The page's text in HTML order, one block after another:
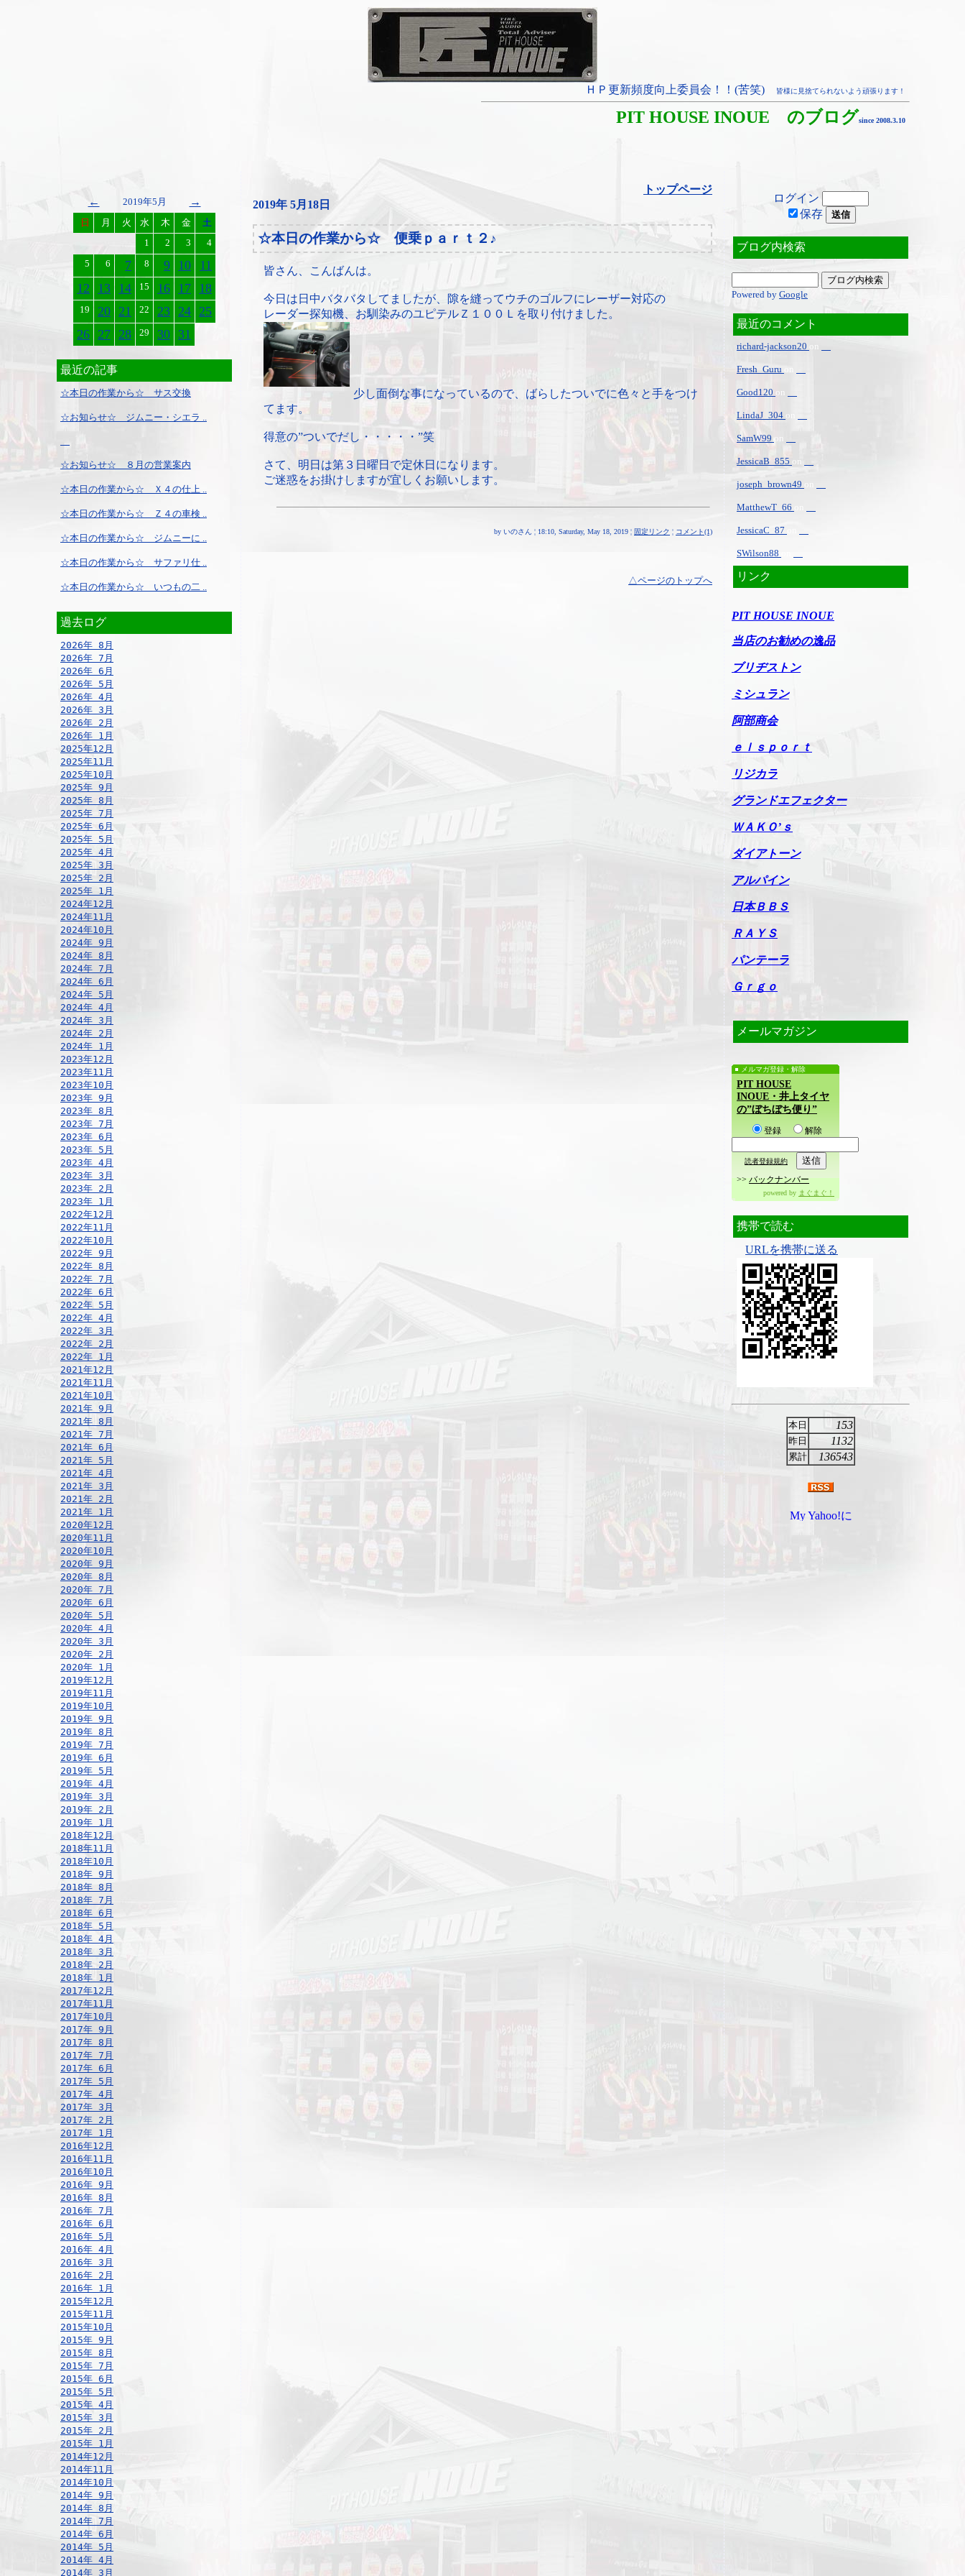
ＨＰ更新頻度向上委員会！！(苦笑) 皆様に見捨てられないよう頑張ります！
PIT HOUSE INOUE のブログsince 2008.3.10
← 2019年5月 →
日 月 火 水 木 金
土
1
2 3
4
5
6 7 8 9 10
11
12
13 14 15 16 17 18
19 20 21 22 23 24 25
26 27 28 29 30 31
最近の記事
☆本日の作業から☆ サス交換
☆お知らせ☆ ジムニー・シエラ ..
☆お知らせ☆ ８月の営業案内
☆本日の作業から☆ Ｘ４の仕上 ..
☆本日の作業から☆ Ｚ４の車検 ..
☆本日の作業から☆ ジムニーに ..
☆本日の作業から☆ サファリ仕 ..
☆本日の作業から☆ いつもの二 ..
過去ログ
2026年 8月
2026年 7月
2026年 6月
2026年 5月
2026年 4月
2026年 3月
2026年 2月
2026年 1月
2025年12月
2025年11月
2025年10月
2025年 9月
2025年 8月
2025年 7月
2025年 6月
2025年 5月
2025年 4月
2025年 3月
2025年 2月
2025年 1月
2024年12月
2024年11月
2024年10月
2024年 9月
2024年 8月
2024年 7月
2024年 6月
2024年 5月
2024年 4月
2024年 3月
2024年 2月
2024年 1月
2023年12月
2023年11月
2023年10月
2023年 9月
2023年 8月
2023年 7月
2023年 6月
2023年 5月
2023年 4月
2023年 3月
2023年 2月
2023年 1月
2022年12月
2022年11月
2022年10月
2022年 9月
2022年 8月
2022年 7月
2022年 6月
2022年 5月
2022年 4月
2022年 3月
2022年 2月
2022年 1月
2021年12月
2021年11月
2021年10月
2021年 9月
2021年 8月
2021年 7月
2021年 6月
2021年 5月
2021年 4月
2021年 3月
2021年 2月
2021年 1月
2020年12月
2020年11月
2020年10月
2020年 9月
2020年 8月
2020年 7月
2020年 6月
2020年 5月
2020年 4月
2020年 3月
2020年 2月
2020年 1月
2019年12月
2019年11月
2019年10月
2019年 9月
2019年 8月
2019年 7月
2019年 6月
2019年 5月
2019年 4月
2019年 3月
2019年 2月
2019年 1月
2018年12月
2018年11月
2018年10月
2018年 9月
2018年 8月
2018年 7月
2018年 6月
2018年 5月
2018年 4月
2018年 3月
2018年 2月
2018年 1月
2017年12月
2017年11月
2017年10月
2017年 9月
2017年 8月
2017年 7月
2017年 6月
2017年 5月
2017年 4月
2017年 3月
2017年 2月
2017年 1月
2016年12月
2016年11月
2016年10月
2016年 9月
2016年 8月
2016年 7月
2016年 6月
2016年 5月
2016年 4月
2016年 3月
2016年 2月
2016年 1月
2015年12月
2015年11月
2015年10月
2015年 9月
2015年 8月
2015年 7月
2015年 6月
2015年 5月
2015年 4月
2015年 3月
2015年 2月
2015年 1月
2014年12月
2014年11月
2014年10月
2014年 9月
2014年 8月
2014年 7月
2014年 6月
2014年 5月
2014年 4月
2014年 3月
トップページ
2019年 5月18日
☆本日の作業から☆ 便乗ｐａｒｔ２♪
皆さん、こんばんは。
今日は日中バタバタしてましたが、隙を縫ってウチのゴルフにレーザー対応の
レーダー探知機、お馴染みのユピテルＺ１００Ｌを取り付けました。
少し面倒な事になっているので、ばらしたついでに色々と手をつけ
てます。
得意の”ついでだし・・・・・”笑
さて、明日は第３日曜日で定休日になります。
ご迷惑をお掛けしますが宜しくお願いします。
by いのさん ¦ 18:10, Saturday, May 18, 2019 ¦ 固定リンク ¦ コメント(1)
△ページのトップへ
ログイン
保存
ブログ内検索
Powered by Google
最近のコメント
richard-jackson20 on
Fresh_Guru on
Good120 on
LindaJ_304 on
SamW99 on
JessicaB_855 on
joseph_brown49 on
MatthewT_66
JessicaC_87
SWilson88
リンク
PIT HOUSE INOUE
当店のお勧めの逸品
ブリヂストン
ミシュラン
阿部商会
ｅｌｓｐｏｒｔ
リジカラ
グランドエフェクター
ＷＡＫＯ’ｓ
ダイアトーン
アルパイン
日本ＢＢＳ
ＲＡＹＳ
パンテーラ
Ｇｒｇｏ
メールマガジン
メルマガ登録・解除
PIT HOUSE
INOUE・井上タイヤ
の”ぼちぼち便り”
登録 解除
読者登録規約
>> バックナンバー
powered by まぐまぐ！
携帯で読む
URLを携帯に送る
本日 153
昨日 1132
累計 136543